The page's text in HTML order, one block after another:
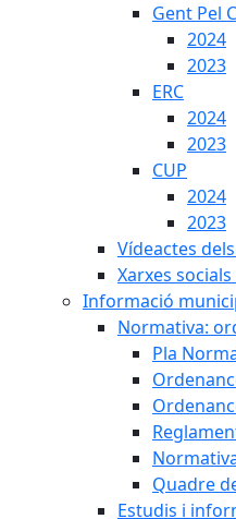
Gent Pel
2024
2023
ERC
2024
2023
CUP
2024
2023
Vídeactes
Xarxes
Informació
Normativa:
Pla
Quadre
Estudis i